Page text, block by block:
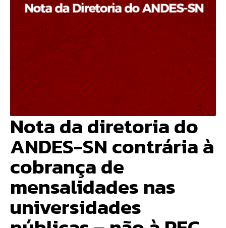
Nota da diretoria do
ANDES-SN contrária à
cobrança de
mensalidades nas
universidades